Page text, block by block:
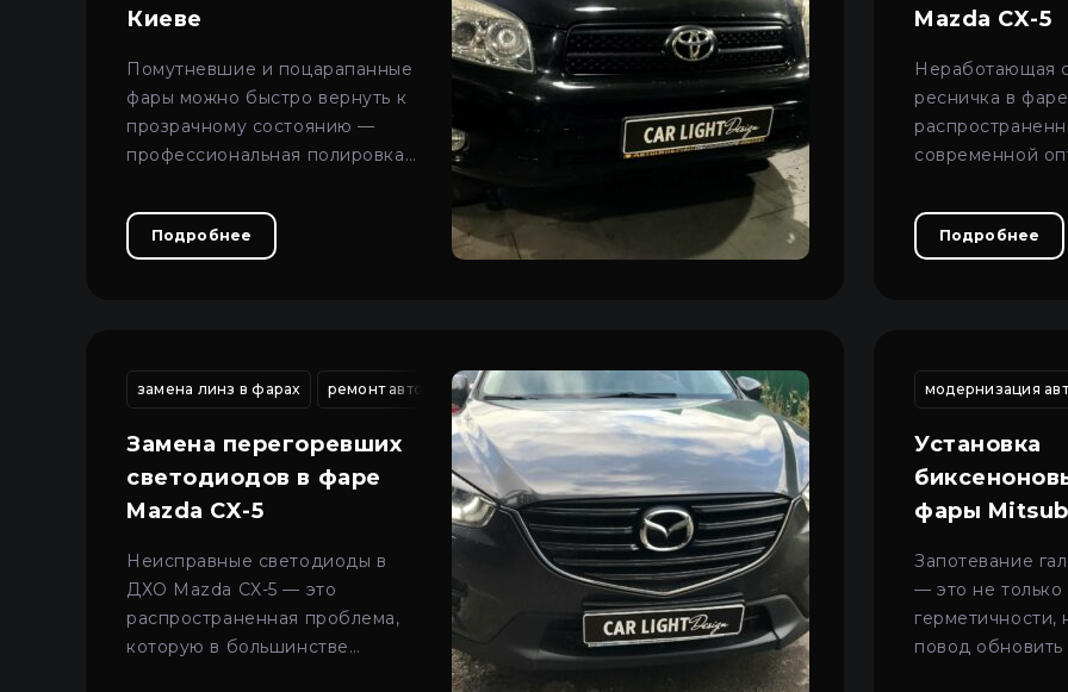
Пн–Пт 09:00–20:00
Сб–Вс – выходные
+38 (067) 274-70-70
Киеве
Помутневшие и поцарапанные
фары можно быстро вернуть к
прозрачному состоянию —
профессиональная полировка
светопроницаемость и
улучшает внешний вид
Подробнее
Mazda CX-5
Неработающая
ресничка в
современной
решить
фары.
Подробнее
замена линз в фарах ремонт автомобильной оптики ремонт автомобильных фар ремонт авто оптики сто
Замена перегоревших
светодиодов в фаре
Mazda CX-5
Неисправные светодиоды в
ДХО Mazda CX-5 — это
распространенная проблема,
которую в большинстве
модернизация
Установка
фары
Запотевание
— это не
герметичности,
повод обновить